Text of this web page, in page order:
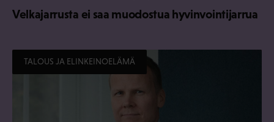
Velkajarrusta ei saa muodostua hyvinvointijarrua
TALOUS JA ELINKEINOELÄMÄ